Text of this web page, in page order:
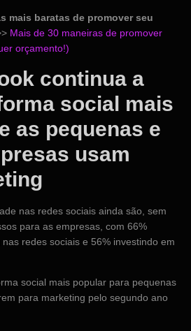
mais baratas de promover seu
Mais de 30 maneiras de promover
orçamento!)
continua a
social mais
as pequenas e
usam
nas redes sociais ainda são, sem
para as empresas, com 66%
redes sociais e 56% investindo em
social mais popular para pequenas
para marketing pelo segundo ano